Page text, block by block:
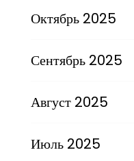
Октябрь 2025
Сентябрь 2025
Август 2025
Июль 2025